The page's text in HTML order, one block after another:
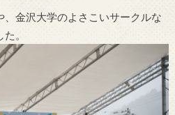
金沢大学のよさこいサークルな
。